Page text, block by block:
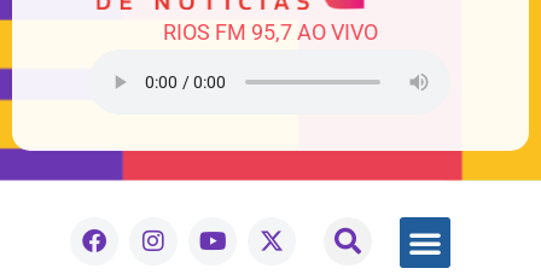
RIOS FM 95,7 AO VIVO